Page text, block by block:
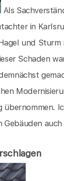
Als
in
und
Schaden
übernommen.